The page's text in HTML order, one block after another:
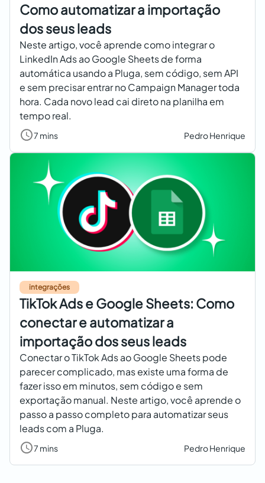
Como automatizar a importação
dos seus leads
Neste artigo, você aprende como integrar o
LinkedIn Ads ao Google Sheets de forma
automática usando a Pluga, sem código, sem API
e sem precisar entrar no Campaign Manager toda
hora. Cada novo lead cai direto na planilha em
tempo real.
7 mins Pedro Henrique
integrações
TikTok Ads e Google Sheets: Como
conectar e automatizar a
importação dos seus leads
Conectar o TikTok Ads ao Google Sheets pode
parecer complicado, mas existe uma forma de
fazer isso em minutos, sem código e sem
exportação manual. Neste artigo, você aprende o
passo a passo completo para automatizar seus
leads com a Pluga.
7 mins Pedro Henrique